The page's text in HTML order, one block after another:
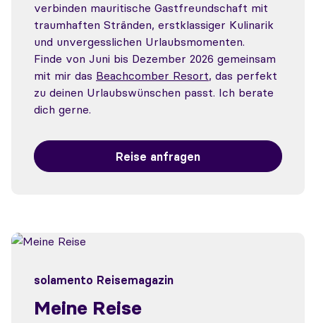
verbinden mauritische Gastfreundschaft mit
traumhaften Stränden, erstklassiger Kulinarik
und unvergesslichen Urlaubsmomenten.
Finde von Juni bis Dezember 2026 gemeinsam
mit mir das Beachcomber Resort, das perfekt
zu deinen Urlaubswünschen passt. Ich berate
dich gerne.
Reise anfragen
solamento Reisemagazin
Meine Reise